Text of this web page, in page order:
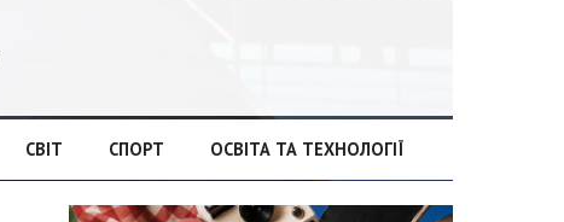
СВІТ СПОРТ ОСВІТА ТА ТЕХНОЛОГІЇ